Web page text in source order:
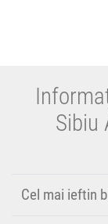
Sibiu
Cel mai ieftin